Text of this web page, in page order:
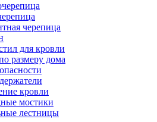
черепица
для кровли
размеру дома
кровли
мостики
лестницы